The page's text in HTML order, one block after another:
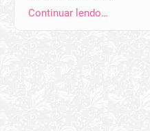
Continuar lendo…